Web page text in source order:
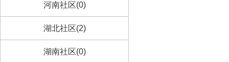
河南社区(0)
湖北社区(2)
湖南社区(0)